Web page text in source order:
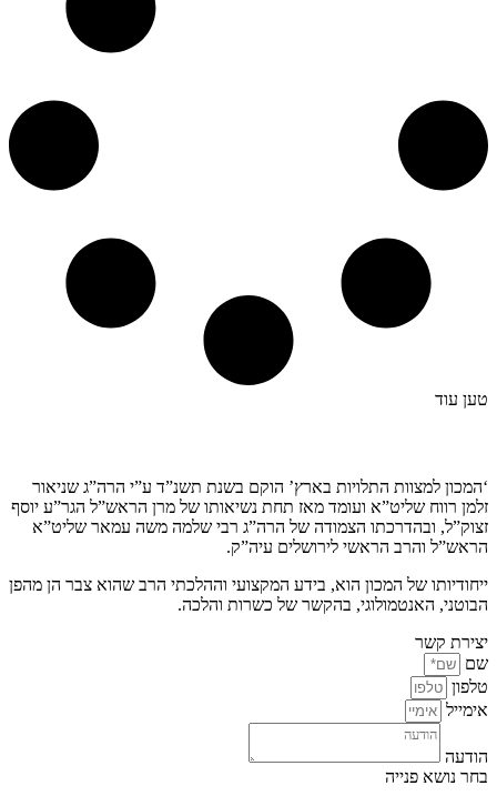
טען עוד
‘המכון למצוות התלויות בארץ’ הוקם בשנת תשנ”ד ע”י הרה”ג שניאור
זלמן רווח שליט”א ועומד מאז תחת נשיאותו של מרן הראש”ל הגר”ע יוסף
זצוק”ל, ובהדרכתו הצמודה של הרה”ג רבי שלמה משה עמאר שליט”א
הראש”ל והרב הראשי לירושלים עיה”ק.
ייחודיותו של המכון הוא, בידע המקצועי וההלכתי הרב שהוא צבר הן מהפן
הבוטני, האנטמולוגי, בהקשר של כשרות והלכה.
יצירת קשר
שם
טלפון
אימייל
הודעה
בחר נושא פנייה